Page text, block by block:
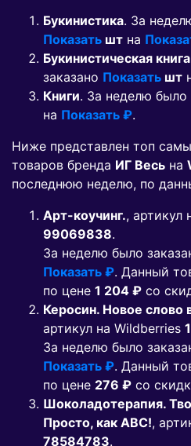
Букинистика. За
Показать шт на
Букинистическая книга
заказано Показать шт
Книги. За неделю было
на Показать ₽.
Ниже представлен топ
товаров бренда ИГ Весь на
последнюю неделю, по
Арт-коучинг., артикул
99069838.
За неделю было
Показать ₽. Данный
по цене 1 204 ₽ co
Керосин. Новое слово
артикул на Wildberries
За неделю было
Показать ₽. Данный
по цене 276 ₽ co
Шоколадотерапия.
Просто, как АВС!,
78584783.